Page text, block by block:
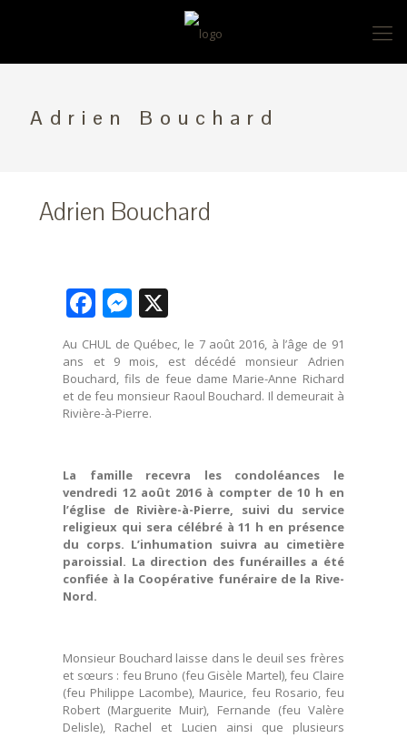
Adrien Bouchard
Adrien Bouchard
Facebook
Messenger
Au CHUL de Québec, le 7 août 2016, à l’âge de 91
ans et 9 mois, est décédé monsieur Adrien
Bouchard, fils de feue dame Marie-Anne Richard
et de feu monsieur Raoul Bouchard. Il demeurait à
Rivière-à-Pierre.
La famille recevra les condoléances le
vendredi 12 août 2016 à compter de 10 h en
l’église de Rivière-à-Pierre, suivi du service
religieux qui sera célébré à 11 h en présence
du corps. L’inhumation suivra au cimetière
paroissial. La direction des funérailles a été
confiée à la Coopérative funéraire de la Rive-
Nord.
Monsieur Bouchard laisse dans le deuil ses frères
et sœurs : feu Bruno (feu Gisèle Martel), feu Claire
(feu Philippe Lacombe), Maurice, feu Rosario, feu
Robert (Marguerite Muir), Fernande (feu Valère
Delisle), Rachel et Lucien ainsi que plusieurs